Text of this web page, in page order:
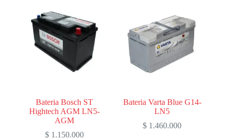
Bateria Bosch ST
Hightech AGM LN5-
AGM
$1.150.000
Bateria Varta Blue G14-
LN5
$ 1.460.000